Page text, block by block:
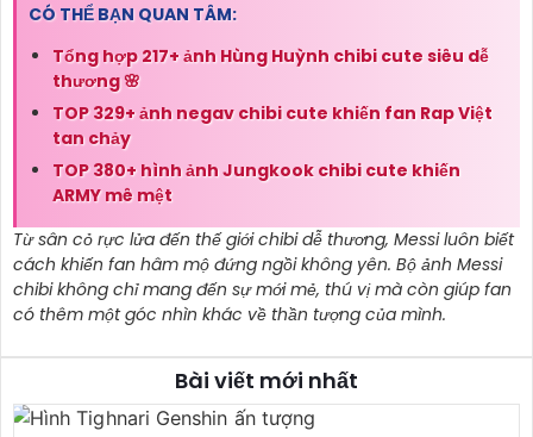
CÓ THỂ BẠN QUAN TÂM:
Tổng hợp 217+ ảnh Hùng Huỳnh chibi cute siêu dễ
thương 🌸
TOP 329+ ảnh negav chibi cute khiến fan Rap Việt
tan chảy
TOP 380+ hình ảnh Jungkook chibi cute khiến
ARMY mê mệt
Từ sân cỏ rực lửa đến thế giới chibi dễ thương, Messi luôn biết
cách khiến fan hâm mộ đứng ngồi không yên. Bộ ảnh Messi
chibi không chỉ mang đến sự mới mẻ, thú vị mà còn giúp fan
có thêm một góc nhìn khác về thần tượng của mình.
Bài viết mới nhất